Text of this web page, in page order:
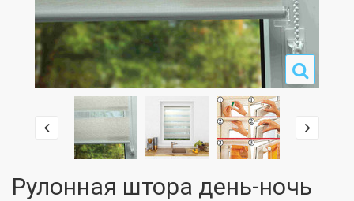
Рулонная штора день-ночь